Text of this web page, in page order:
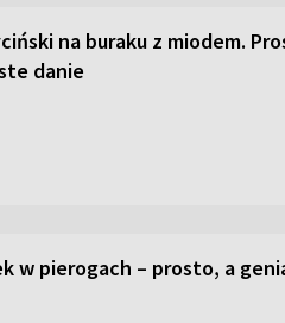
na buraku z miodem.
danie
w pierogach – prosto, a